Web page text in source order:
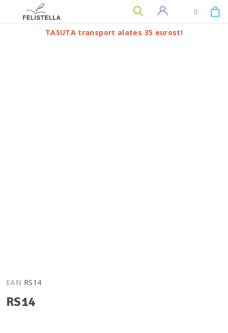
0
TASUTA transport alates 35 eurost!
EAN RS14
RS14